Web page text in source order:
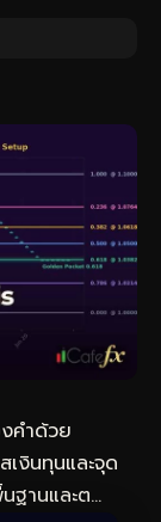
คำด้วย
เงินทุนและจุด
ฐานและต…